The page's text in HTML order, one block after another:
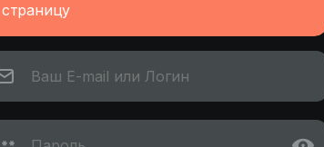
страницу